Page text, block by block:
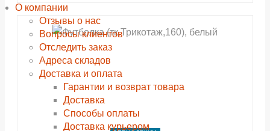
О компании
Отзывы о нас
Вопросы клиентов
Отследить заказ
Адреса складов
Доставка и оплата
Гарантии и возврат товара
Доставка
Способы оплаты
Доставка курьером